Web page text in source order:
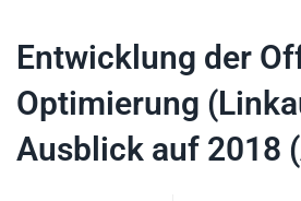
Entwicklung der
Optimierung
Ausblick auf 2018